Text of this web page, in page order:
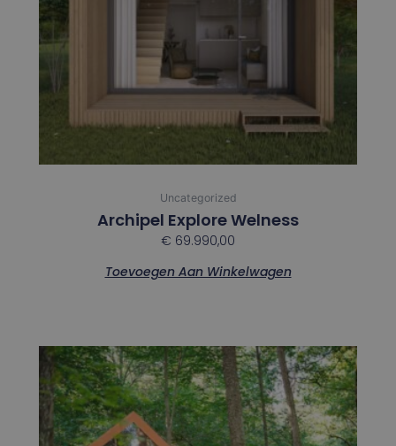
Uncategorized
Archipel Explore Welness
€ 69.990,00
Toevoegen Aan Winkelwagen